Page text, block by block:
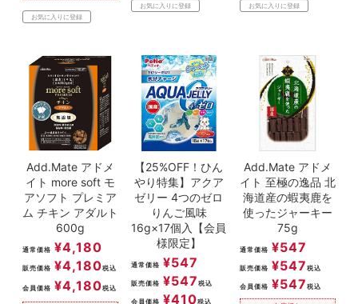
お気に入りに登録
お気に入りに登録 お気に入りに登録
Add.Mate アドメ
イト more soft モ
アソフト プレミア
ム チキン アダルト
600g
通常価格 ¥4,180
販売価格 ¥4,180税込
会員価格 ¥4,180税込
【25%OFF！ひん
やり特集】アクア
ゼリー 4つのゼロ
りんご風味
16g×17個入【会員
様限定】
通常価格 ¥547
販売価格 ¥547 税込
会員価格 ¥410税込
Add.Mate アドメ
イト 至極の逸品 北
海道産の蝦夷鹿を
使ったジャーキー
75g
通常価格 ¥547
販売価格 ¥547 税込
会員価格 ¥547 税込